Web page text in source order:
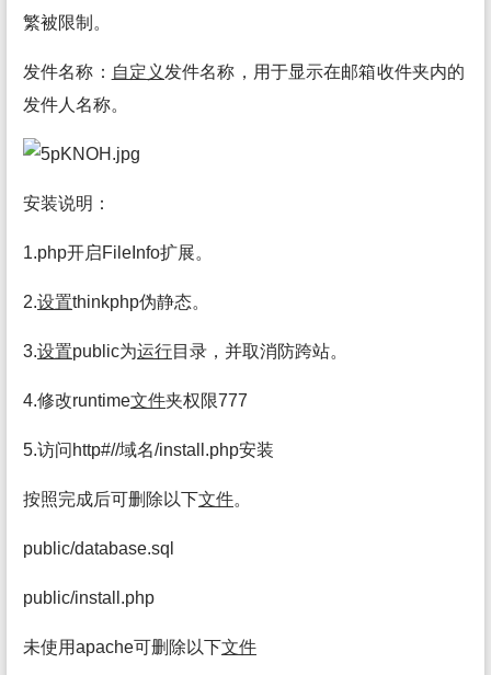
繁被限制。
发件名称： 自定义 发件名称，用于显示在邮箱收件夹内的
发件人名称。
安装说明：
1.php开启FileInfo扩展。
2.设置thinkphp伪静态。
3.设置public为运行目录，并取消防跨站。
4.修改runtime文件夹权限777
5.访问http#//域名/install.php安装
按照完成后可删除以下文件。
public/database.sql
public/install.php
未使用apache可删除以下文件